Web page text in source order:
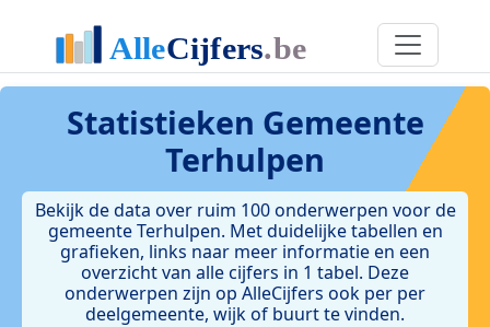
Statistieken Gemeente
Terhulpen
Bekijk de data over ruim 100 onderwerpen voor de
gemeente Terhulpen. Met duidelijke tabellen en
grafieken, links naar meer informatie en een
overzicht van alle cijfers in 1 tabel. Deze
onderwerpen zijn op AlleCijfers ook per per
deelgemeente, wijk of buurt te vinden.